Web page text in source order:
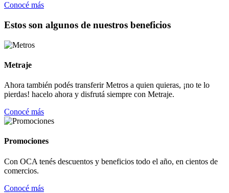
Conocé más
Estos son algunos de nuestros beneficios
Metraje
Ahora también podés transferir Metros a quien quieras, ¡no te lo
pierdas! hacelo ahora y disfrutá siempre con Metraje.
Conocé más
Promociones
Con OCA tenés descuentos y beneficios todo el año, en cientos de
comercios.
Conocé más